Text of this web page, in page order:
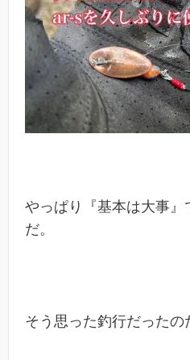
やっぱり『基本は大事
だ。
そう思った釣行だったの